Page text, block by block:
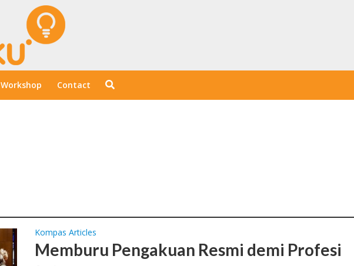
Workshop Contact
Kompas Articles
Memburu Pengakuan Resmi demi Profesi